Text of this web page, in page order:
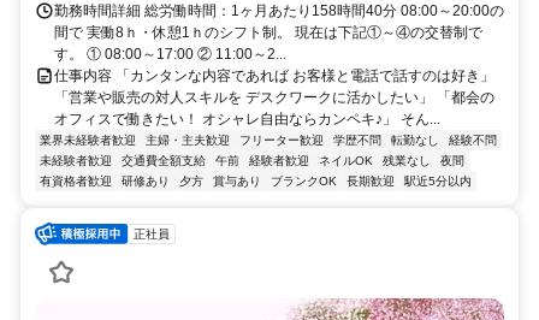
勤務時間詳細 総労働時間：1ヶ月あたり158時間40分 08:00～20:00の
間で 実働8ｈ・休憩1ｈのシフト制。 現在は下記①～④の交替制で
す。 ① 08:00～17:00 ② 11:00～2...
仕事内容 「カンタンな内容であれば お客様と電話で話すのは好き」
「営業や販売の対人スキルを デスクワークに活かしたい」 「都会の
オフィスで働きたい！ オシャレ自由ならカンペキ♪」 そん...
業界未経験者歓迎 主婦・主夫歓迎 フリーター歓迎 学歴不問 転勤なし
経験不問
未経験者歓迎
交通費全額支給 午前 経験者歓迎 ネイルOK 残業なし
夜間
有資格者歓迎
研修あり 夕方 賞与あり ブランクOK 長期歓迎 駅近5分以内
正社員